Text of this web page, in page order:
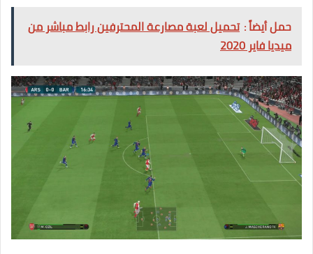
حمل أيضاً : تحميل لعبة مصارعة المحترفين رابط مباشر من
ميديا فاير 2020